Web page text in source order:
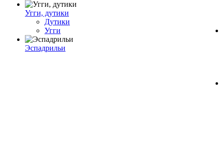
Угги, дутики
Дутики
Угги
Эспадрильи